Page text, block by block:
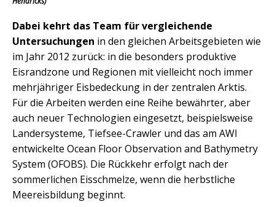
Dabei kehrt das Team für vergleichende
Untersuchungen in den gleichen Arbeitsgebieten wie
im Jahr 2012 zurück: in die besonders produktive
Eisrandzone und Regionen mit vielleicht noch immer
mehrjähriger Eisbedeckung in der zentralen Arktis.
Für die Arbeiten werden eine Reihe bewährter, aber
auch neuer Technologien eingesetzt, beispielsweise
Landersysteme, Tiefsee-Crawler und das am AWI
entwickelte Ocean Floor Observation and Bathymetry
System (OFOBS). Die Rückkehr erfolgt nach der
sommerlichen Eisschmelze, wenn die herbstliche
Meereisbildung beginnt.